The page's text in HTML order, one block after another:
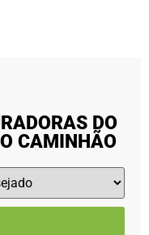
DO
CAMINHÃO